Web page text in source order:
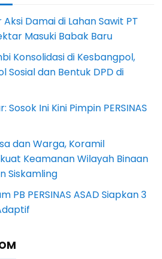
Damai di Lahan Sawit PT
Masuki Babak Baru
Konsolidasi di Kesbangpol,
Sosial dan Bentuk DPD di
Ini Kini Pimpin PERSINAS
dan Warga, Koramil
Keamanan Wilayah Binaan
Siskamling
PB PERSINAS ASAD Siapkan 3